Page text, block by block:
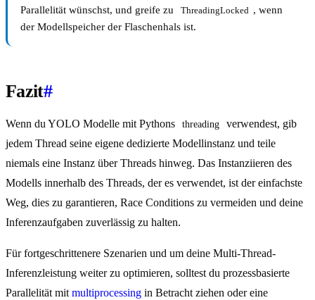
Parallelität wünschst, und greife zu
ThreadingLocked , wenn
der Modellspeicher der Flaschenhals ist.
Fazit#
Wenn du YOLO Modelle mit Pythons threading
verwendest, gib
jedem Thread seine eigene dedizierte Modellinstanz und teile
niemals eine Instanz über Threads hinweg. Das Instanziieren des
Modells innerhalb des Threads, der es verwendet, ist der einfachste
Weg, dies zu garantieren, Race Conditions zu vermeiden und deine
Inferenzaufgaben zuverlässig zu halten.
Für fortgeschrittenere Szenarien und um deine Multi-Thread-
Inferenzleistung weiter zu optimieren, solltest du prozessbasierte
Parallelität mit multiprocessing in Betracht ziehen oder eine